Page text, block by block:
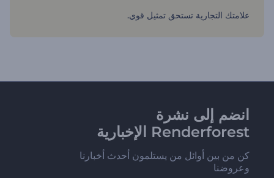
علامتك التجارية تستحق تمثيل قوي.
انضم إلى نشرة
Renderforest الإخبارية
كن من بين أوائل من يستلمون أحدث أخبارنا
وعروضنا